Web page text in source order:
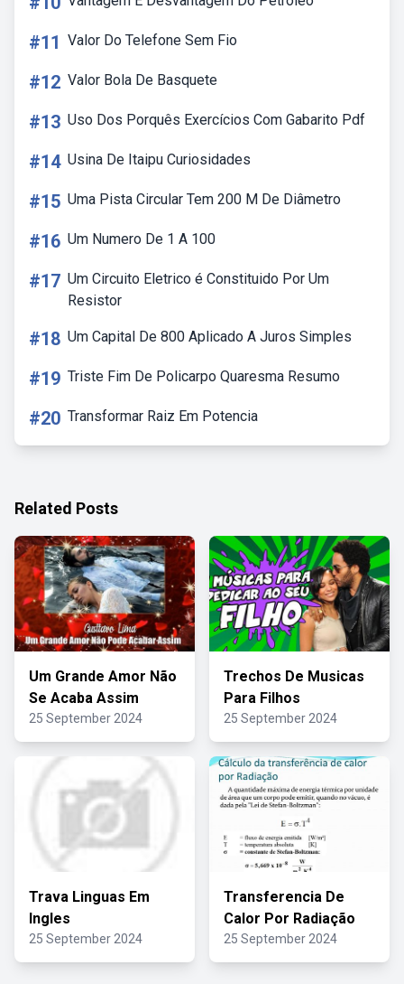
#11 Valor Do Telefone Sem Fio
#12 Valor Bola De Basquete
#13 Uso Dos Porquês Exercícios Com Gabarito Pdf
#14 Usina De Itaipu Curiosidades
#15 Uma Pista Circular Tem 200 M De Diâmetro
#16 Um Numero De 1 A 100
#17 Um Circuito Eletrico é Constituido Por Um
Resistor
#18 Um Capital De 800 Aplicado A Juros Simples
#19 Triste Fim De Policarpo Quaresma Resumo
#20 Transformar Raiz Em Potencia
Related Posts
Um Grande Amor Não
Se Acaba Assim
25 September 2024
Trechos De Musicas
Para Filhos
25 September 2024
Trava Linguas Em
Ingles
25 September 2024
Transferencia De
Calor Por Radiação
25 September 2024